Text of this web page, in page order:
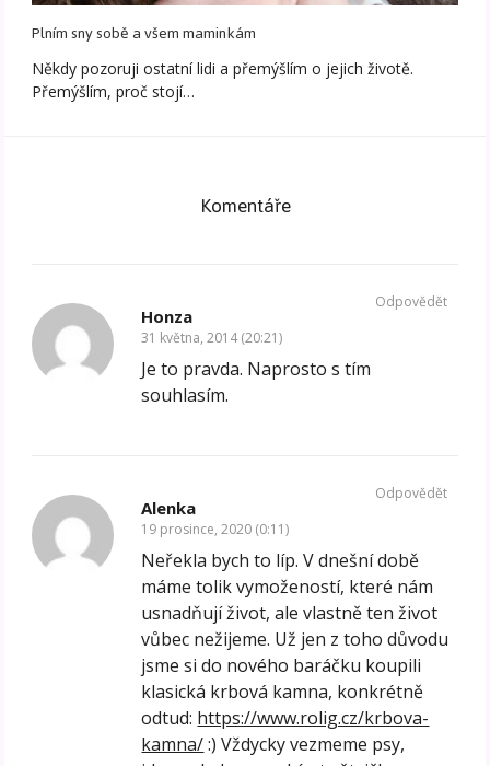
Plním sny sobě a všem maminkám
Někdy pozoruji ostatní lidi a přemýšlím o jejich životě.
Přemýšlím, proč stojí…
Komentáře
Honza
31 května, 2014 (20:21)
Je to pravda. Naprosto s tím
souhlasím.
Odpovědět
Alenka
19 prosince, 2020 (0:11)
Neřekla bych to líp. V dnešní době
máme tolik vymožeností, které nám
usnadňují život, ale vlastně ten život
vůbec nežijeme. Už jen z toho důvodu
jsme si do nového baráčku koupili
klasická krbová kamna, konkrétně
odtud: https://www.rolig.cz/krbova-
kamna/:) Vždycky vezmeme psy,
Odpovědět